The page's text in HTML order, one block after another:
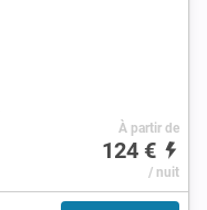
À partir de
124 €
/ nuit